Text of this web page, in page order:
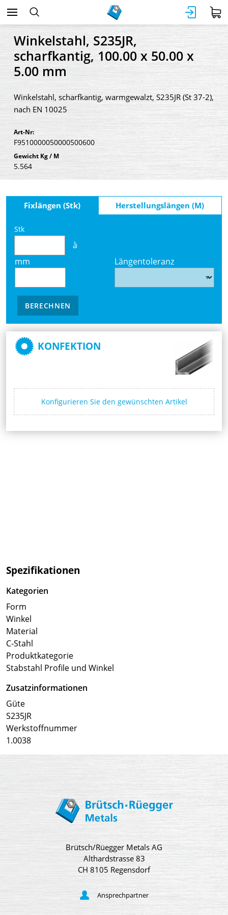
Winkelstahl, S235JR,
scharfkantig, 100.00 x 50.00 x
5.00 mm
Winkelstahl, scharfkantig, warmgewalzt, S235JR (St 37-2),
nach EN 10025
Art-Nr:
F9510000050000500600
Gewicht Kg / M
5.564
Fixlängen (Stk) Herstellungslängen (M)
Stk
à
mm
Längentoleranz
BERECHNEN
KONFEKTION
Konfigurieren Sie den gewünschten Artikel
Spezifikationen
Kategorien
Form
Winkel
Material
C-Stahl
Produktkategorie
Stabstahl Profile und Winkel
Zusatzinformationen
Güte
S235JR
Werkstoffnummer
1.0038
Brütsch/Rüegger Metals AG
Althardstrasse 83
CH 8105 Regensdorf
Ansprechpartner